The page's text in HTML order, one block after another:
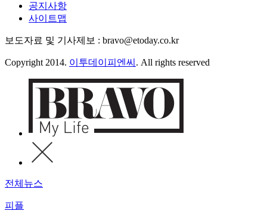
공지사항
사이트맵
보도자료 및 기사제보 : bravo@etoday.co.kr
Copyright 2014. 이투데이피엔씨 . All rights reserved
전체뉴스
피플